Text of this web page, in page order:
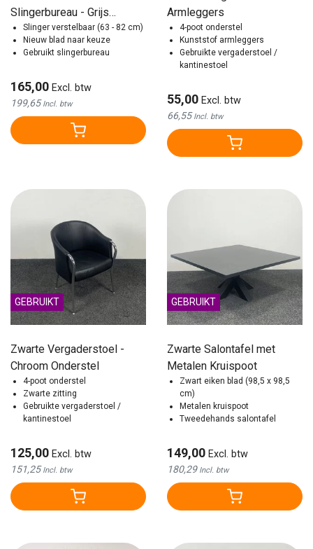
Slingerbureau - Grijs
onderstel | 140 x 80 cm
Slinger verstelbaar (63 - 82 cm)
Nieuw blad naar keuze
Gebruikt slingerbureau
165,00 Excl. btw
199,65Incl. btw
Armleggers
4-poot onderstel
Kunststof armleggers
Gebruikte vergaderstoel /
kantinestoel
55,00 Excl. btw
66,55Incl. btw
GEBRUIKT
Zwarte Vergaderstoel -
Chroom Onderstel
4-poot onderstel
Zwarte zitting
Gebruikte vergaderstoel /
kantinestoel
125,00 Excl. btw
151,25Incl. btw
GEBRUIKT
Zwarte Salontafel met
Metalen Kruispoot
Zwart eiken blad (98,5 x 98,5
cm)
Metalen kruispoot
Tweedehands salontafel
149,00 Excl. btw
180,29 Incl. btw